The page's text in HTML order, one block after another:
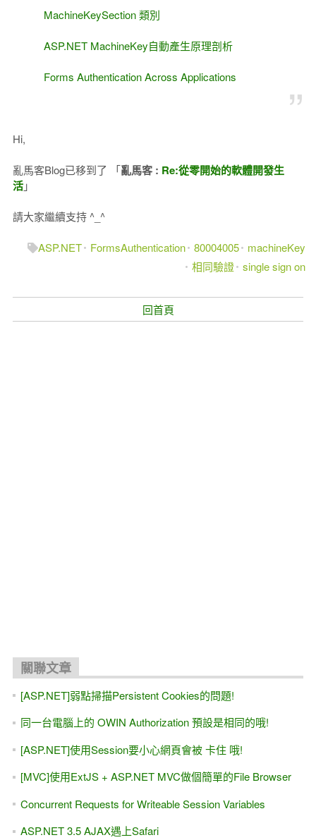
MachineKeySection 類別
ASP.NET MachineKey自動產生原理剖析
Forms Authentication Across Applications
Hi,
亂馬客Blog已移到了 「亂馬客​ : Re:從零開始的軟體開發生
活」
請大家繼續支持 ^_^
ASP.NET FormsAuthentication 80004005
machineKey
相同驗證 single sign on
回首頁
關聯文章
[ASP.NET]弱點掃描Persistent Cookies的問題!
同一台電腦上的 OWIN Authorization 預設是相同的哦!
[ASP.NET]使用Session要小心網頁會被 卡住 哦!
[MVC]使用ExtJS + ASP.NET MVC做個簡單的File Browser
Concurrent Requests for Writeable Session Variables
ASP.NET 3.5 AJAX遇上Safari